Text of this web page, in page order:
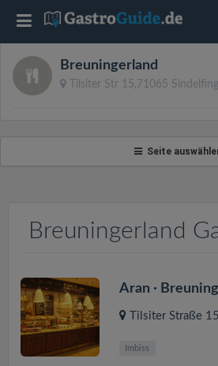
Breuningerland
Tilsiter Str 15,71065
Seite
Breuningerland
Aran ·
Tilsiter Straße 15
Imbiss
T
e
a
v